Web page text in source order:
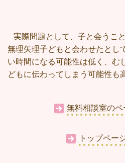
実際問題として、子と会うこ
無理矢理子どもと会わせたとし
い時間になる可能性は低く、む
どもに伝わってしまう可能性も
無料相談室のペ
トップペー